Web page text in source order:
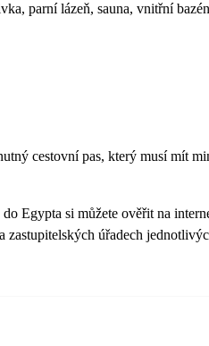
parní lázeň, sauna, vnitřní
cestovní pas, který musí mít
Egypta si můžete ověřit na
zastupitelských úřadech